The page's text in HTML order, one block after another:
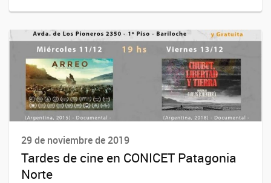
29 de noviembre de 2019
Tardes de cine en CONICET Patagonia
Norte